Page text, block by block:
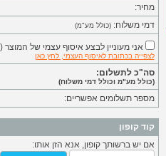
מחיר:
דמי משלוח: (כולל מע"מ)
אני מעוניין לבצע איסוף עצמי של המוצר (
לצפייה בכתובת לאיסוף העצמי, לחץ כאן
סה"כ לתשלום:
(כולל מע"מ וכולל דמי משלוח)
מספר תשלומים אפשריים:
קוד קופון
אם יש ברשותך קופון, אנא הזן אותו: